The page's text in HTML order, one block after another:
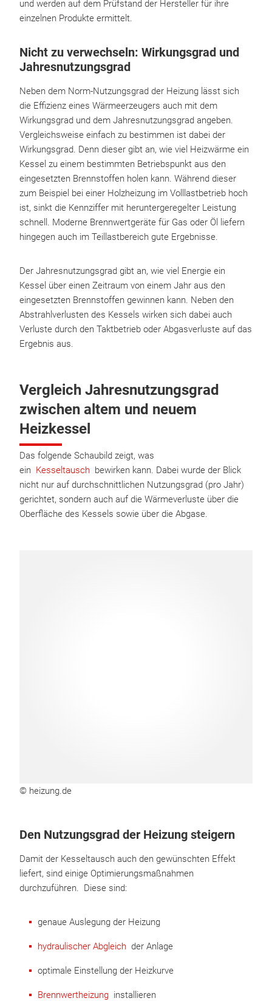
und werden auf dem Prüfstand der Hersteller für ihre
einzelnen Produkte ermittelt.
Nicht zu verwechseln: Wirkungsgrad und
Jahresnutzungsgrad
Neben dem Norm-Nutzungsgrad der Heizung lässt sich
die Effizienz eines Wärmeerzeugers auch mit dem
Wirkungsgrad und dem Jahresnutzungsgrad angeben.
Vergleichsweise einfach zu bestimmen ist dabei der
Wirkungsgrad. Denn dieser gibt an, wie viel Heizwärme ein
Kessel zu einem bestimmten Betriebspunkt aus den
eingesetzten Brennstoffen holen kann. Während dieser
zum Beispiel bei einer Holzheizung im Volllastbetrieb hoch
ist, sinkt die Kennziffer mit heruntergeregelter Leistung
schnell. Moderne Brennwertgeräte für Gas oder Öl liefern
hingegen auch im Teillastbereich gute Ergebnisse.
Der Jahresnutzungsgrad gibt an, wie viel Energie ein
Kessel über einen Zeitraum von einem Jahr aus den
eingesetzten Brennstoffen gewinnen kann. Neben den
Abstrahlverlusten des Kessels wirken sich dabei auch
Verluste durch den Taktbetrieb oder Abgasverluste auf das
Ergebnis aus.
Vergleich Jahresnutzungsgrad
zwischen altem und neuem
Heizkessel
Das folgende Schaubild zeigt, was
ein Kesseltausch bewirken kann. Dabei wurde der Blick
nicht nur auf durchschnittlichen Nutzungsgrad (pro Jahr)
gerichtet, sondern auch auf die Wärmeverluste über die
Oberfläche des Kessels sowie über die Abgase.
© heizung.de
Den Nutzungsgrad der Heizung steigern
Damit der Kesseltausch auch den gewünschten Effekt
liefert, sind einige Optimierungsmaßnahmen
durchzuführen. Diese sind:
genaue Auslegung der Heizung
hydraulischer Abgleich der Anlage
optimale Einstellung der Heizkurve
Brennwertheizung installieren